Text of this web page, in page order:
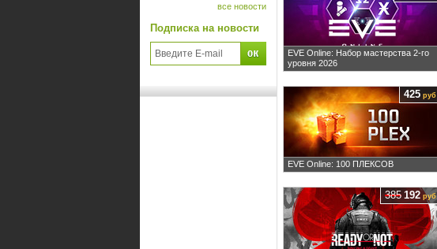
все новости
Подписка на новости
EVE Online: Набор мастерства 2-го
уровня 2026
EVE Online: 100 ПЛЕКСОВ
425 руб
385 192 руб